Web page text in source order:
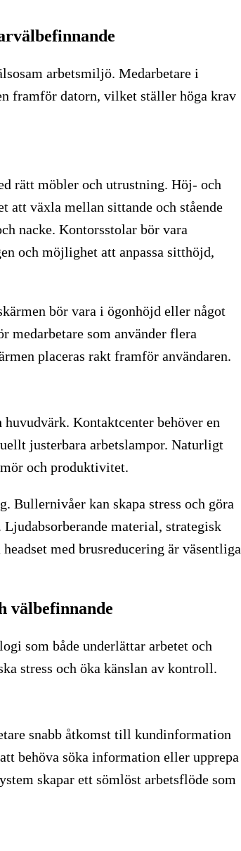
arbetsmiljö. Medarbetare i
framför datorn, vilket ställer höga krav
rätt möbler och utrustning. Höj- och
att växla mellan sittande och stående
nacke. Kontorsstolar bör vara
och möjlighet att anpassa sitthöjd,
bör vara i ögonhöjd eller något
medarbetare som använder flera
placeras rakt framför användaren.
Kontaktcenter behöver en
justerbara arbetslampor. Naturligt
och produktivitet.
Bullernivåer kan skapa stress och göra
material, strategisk
med brusreducering är väsentliga
välbefinnande
som både underlättar arbetet och
stress och öka känslan av kontroll.
snabb åtkomst till kundinformation
behöva söka information eller upprepa
skapar ett sömlöst arbetsflöde som